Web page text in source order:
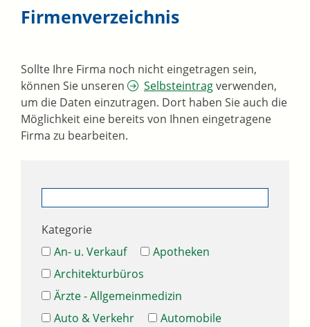
Firmenverzeichnis
Sollte Ihre Firma noch nicht eingetragen sein,
können Sie unseren
Selbsteintragverwenden,
um die Daten einzutragen. Dort haben Sie auch die
Möglichkeit eine bereits von Ihnen eingetragene
Firma zu bearbeiten.
Kategorie
An- u. Verkauf
Apotheken
Architekturbüros
Ärzte - Allgemeinmedizin
Auto & Verkehr
Automobile